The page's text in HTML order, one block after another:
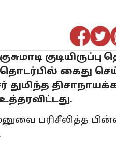
தொடர்பில் கைது
பரிசீலித்த